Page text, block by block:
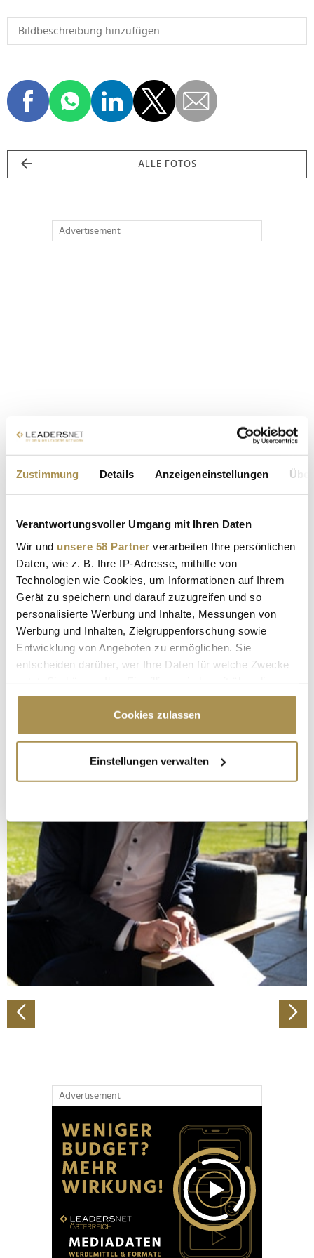
Zustimmung Details Anzeigeneinstellungen
Verantwortungsvoller Umgang mit Ihren Daten
Wir und unsere 58 Partner verarbeiten Ihre persönlichen
Daten, wie z. B. Ihre IP-Adresse, mithilfe von
Technologien wie Cookies, um Informationen auf Ihrem
Gerät zu speichern und darauf zuzugreifen und so
personalisierte Werbung und Inhalte, Messungen von
Werbung und Inhalten, Zielgruppenforschung sowie
Entwicklung von Angeboten zu ermöglichen. Sie
entscheiden darüber, wer Ihre Daten für welche Zwecke
Cookie-Erklärung oder durch Klicken auf das Privacy
Trigger Symbol ändern oder widerrufen
Informationen über Ihre geografische Lage
erfassen, welche bis auf einige Meter genau sein
bestimmten Merkmalen (Fingerprinting) identifizieren
Erfahren Sie mehr darüber, wie Ihre persönlichen Daten
verarbeitet werden, und legen Sie Ihre Präferenzen im
Abschnitt Einzelheiten fest.
Wir verwenden Cookies, um Inhalte und Anzeigen zu
personalisieren, Funktionen für soziale Medien anbieten
zu können und die Zugriffe auf unsere Website zu
analysieren. Außerdem geben wir Informationen zu Ihrer
Verwendung unserer Website an unsere Partner für
soziale Medien, Werbung und Analysen weiter. Unsere
Partner führen diese Informationen möglicherweise mit
Cookies zulassen
Einstellungen verwalten
ALLE FOTOS
Advertisement
Advertisement